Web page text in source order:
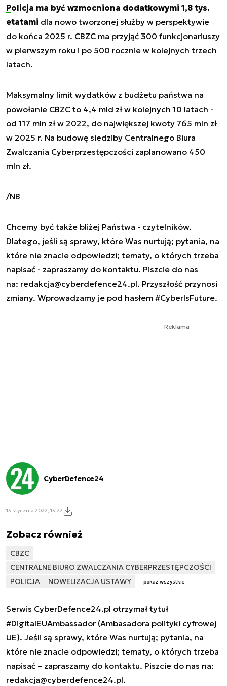
Policja ma być wzmocniona dodatkowymi 1,8 tys.
etatami dla nowo tworzonej służby w perspektywie
do końca 2025 r. CBZC ma przyjąć 300 funkcjonariuszy
w pierwszym roku i po 500 rocznie w kolejnych trzech
latach.
Maksymalny limit wydatków z budżetu państwa na
powołanie CBZC to 4,4 mld zł w kolejnych 10 latach -
od 117 mln zł w 2022, do największej kwoty 765 mln zł
w 2025 r. Na budowę siedziby Centralnego Biura
Zwalczania Cyberprzestępczości zaplanowano 450
mln zł.
/NB
Chcemy być także bliżej Państwa - czytelników.
Dlatego, jeśli są sprawy, które Was nurtują; pytania, na
które nie znacie odpowiedzi; tematy, o których trzeba
napisać - zapraszamy do kontaktu. Piszcie do nas
na: redakcja@cyberdefence24.pl. Przyszłość przynosi
zmiany. Wprowadzamy je pod hasłem #CyberIsFuture.
Reklama
CyberDefence24
13 stycznia 2022, 13:22
Zobacz również
CBZC
CENTRALNE BIURO ZWALCZANIA CYBERPRZESTĘPCZOŚCI
POLICJA
NOWELIZACJA USTAWY pokaż wszystkie
Serwis CyberDefence24.pl otrzymał tytuł
#DigitalEUAmbassador (Ambasadora polityki cyfrowej
UE). Jeśli są sprawy, które Was nurtują; pytania, na
które nie znacie odpowiedzi; tematy, o których trzeba
napisać – zapraszamy do kontaktu. Piszcie do nas na:
redakcja@cyberdefence24.pl.